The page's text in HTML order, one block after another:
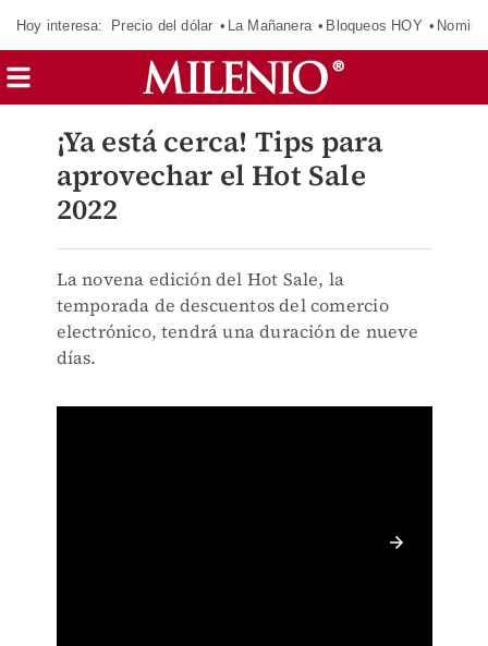
Hoy interesa: Precio del dólar La Mañanera Bloqueos HOY
¡Ya está cerca! Tips para
aprovechar el Hot Sale
2022
La novena edición del Hot Sale, la
temporada de descuentos del comercio
electrónico, tendrá una duración de nueve
días.